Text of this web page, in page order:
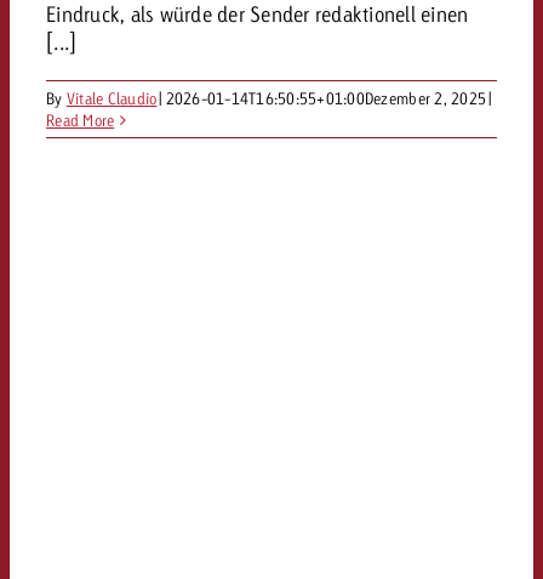
Eindruck, als würde der Sender redaktionell einen
[...]
By Vitale Claudio| 2026-01-14T16:50:55+01:00Dezember 2, 2025|
Read More